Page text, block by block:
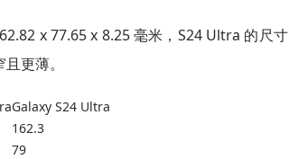
x 77.65 x 8.25 毫米，S24 Ultra 的尺寸
更薄。
Galaxy S24 Ultra
162.3
79